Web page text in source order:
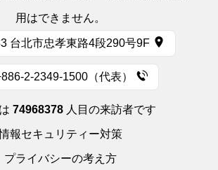
用はできません。
台北市忠孝東路4段290号9F
2-2349-1500（代表）
74968378 人目の来訪者です
報セキュリティー対策
プライバシーの考え方